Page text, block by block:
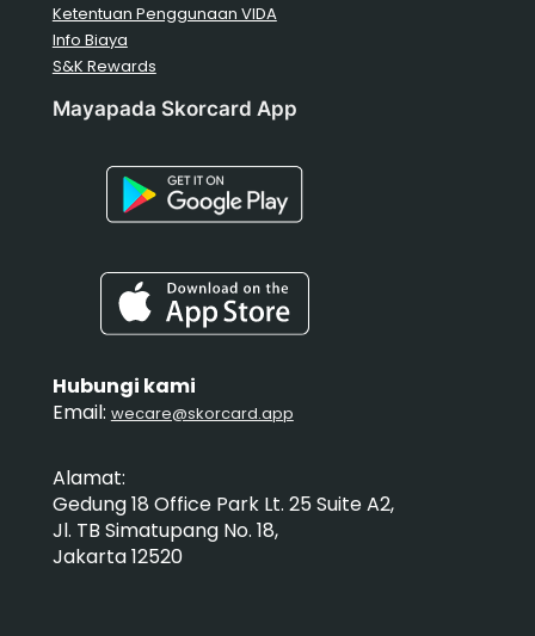
Ketentuan Penggunaan VIDA
Info Biaya
S&K Rewards
Mayapada Skorcard App
Hubungi kami
Email: wecare@skorcard.app
Alamat:
Gedung 18 Office Park Lt. 25 Suite A2,
Jl. TB Simatupang No. 18,
Jakarta 12520